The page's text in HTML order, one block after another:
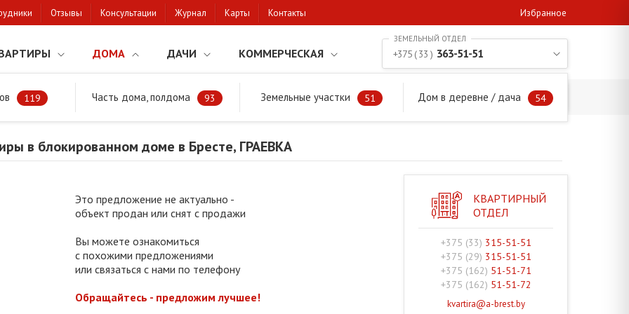
Отзывы Консультации Журнал Карты Контакты Избранное
ДОМА ДАЧИ КОММЕРЧЕСКАЯ
119 Часть дома, полдома 93 Земельные участки 51 Дом в деревне / дача 54
+375 ( 33 ) 363-51-51
Продажа квартиры в блокированном доме в Бресте, ГРАЕВКА
в блокированном доме в Бресте, ГРАЕВКА
Это предложение не актуально -
объект продан или снят с продажи
Вы можете ознакомиться
с похожими предложениями
или связаться с нами по телефону
Обращайтесь - предложим лучшее!
КВАРТИРНЫЙ
ОТДЕЛ
+375 (33) 315-51-51
+375 (29) 315-51-51
+375 (162) 51-51-71
+375 (162) 51-51-72
kvartira@a-brest.by